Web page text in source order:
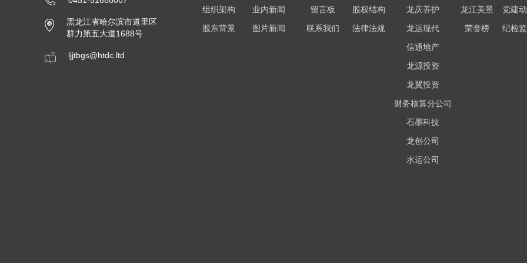
黑龙江省哈尔滨市道里区
群力第五大道1688号
ljjtbgs@htdc.ltd
组织架构
股东背景
业内新闻
图片新闻
留言板
联系我们
股权结构
法律法规
龙庆养护
龙运现代
信通地产
龙源投资
龙翼投资
财务核算分公司
石墨科技
龙创公司
水运公司
龙江美景
荣誉榜
党建
纪检